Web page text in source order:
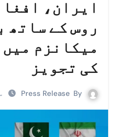
ایران،
روس کے ساتھ
میکانزم
کی تجویز
Press Release